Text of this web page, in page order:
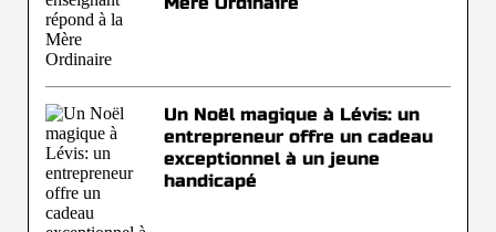
Un Noël magique à Lévis: un
entrepreneur offre un cadeau
exceptionnel à un jeune
handicapé